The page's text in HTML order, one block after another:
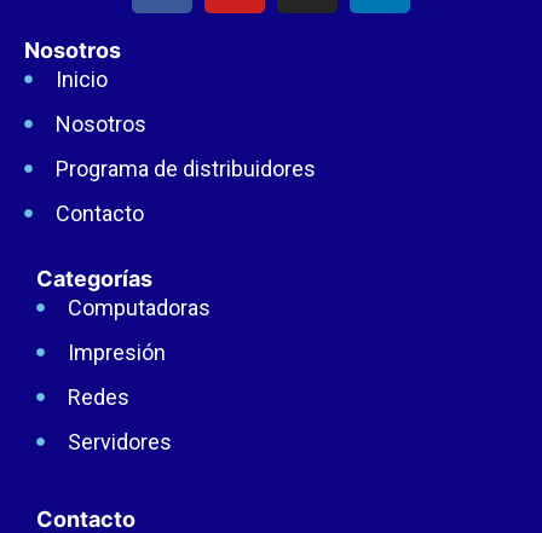
Nosotros
Inicio
Nosotros
Programa de distribuidores
Contacto
Categorías
Computadoras
Impresión
Redes
Servidores
Contacto